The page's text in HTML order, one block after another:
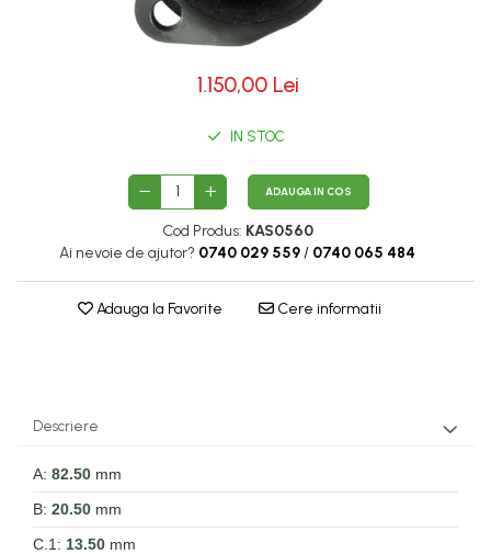
1.150,00 Lei
IN STOC
ADAUGA IN COS
Cod Produs: KAS0560
Ai nevoie de ajutor? 0740 029 559/ 0740 065 484
Adauga la Favorite Cere informatii
Descriere
A: 82.50 mm
B: 20.50 mm
C.1: 13.50 mm